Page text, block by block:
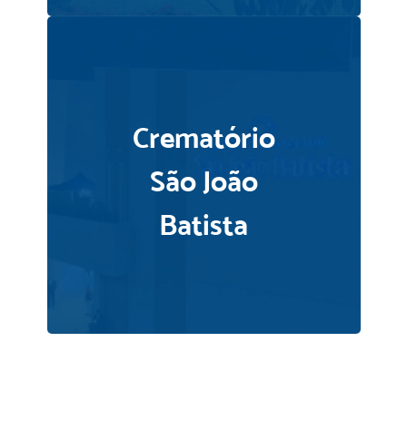
Crematório
São João
Batista